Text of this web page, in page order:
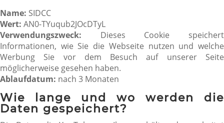
Name: SIDCC
Wert: AN0-TYuqub2JOcDTyL
Verwendungszweck: Dieses Cookie speichert
Informationen, wie Sie die Webseite nutzen und welche
Werbung Sie vor dem Besuch auf unserer Seite
möglicherweise gesehen haben.
Ablaufdatum: nach 3 Monaten
Wie lange und wo werden die
Daten gespeichert?